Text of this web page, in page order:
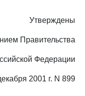
Утверждены
Правительства
Федерации
2001 г. N 899